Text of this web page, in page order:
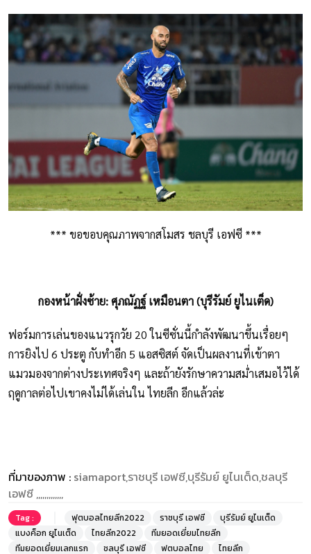
*** ขอขอบคุณภาพจากสโมสร ชลบุรี เอฟซี ***
กองหน้าฝั่งซ้าย: ศุภณัฏฐ์ เหมือนตา (บุรีรัมย์ ยูไนเต็ด)
ฟอร์มการเล่นของแนวรุกวัย 20 ในซีซั่นนี้กำลังพัฒนาขึ้นเรื่อยๆ
การยิงไป 6 ประตู กับทำอีก 5 แอสซิสต์ จัดเป็นผลงานที่เข้าตา
แมวมองจากต่างประเทศจริงๆ และถ้ายังรักษาความสม่ำเสมอไว้ได้
ฤดูกาลต่อไปเขาคงไม่ได้เล่นใน ไทยลีก อีกแล้วล่ะ
ที่มาของภาพ : siamaport,ราชบุรี เอฟซี,บุรีรัมย์ ยูไนเต็ด,ชลบุรี
เอฟซี ,,,,,,,,,,,,,
Tag : ฟุตบอลไทยลีก2022 ราชบุรี เอฟซี
บุรีรัมย์ ยูไนเต็ด
แบงค็อก ยูไนเต็ด
ไทยลีก2022
ทีมยอดเยี่ยมไทยลีก
ทีมยอดเยี่ยมเลกแรก
ชลบุรี เอฟซี ฟตบอลไทย
ไทยลีก